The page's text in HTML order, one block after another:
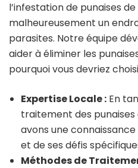
l’infestation de punaises
malheureusement un
parasites. Notre équipe
aider à éliminer les
pourquoi vous devriez
Expertise Locale : En
traitement des punaises
avons une
et de ses défis
Méthodes de